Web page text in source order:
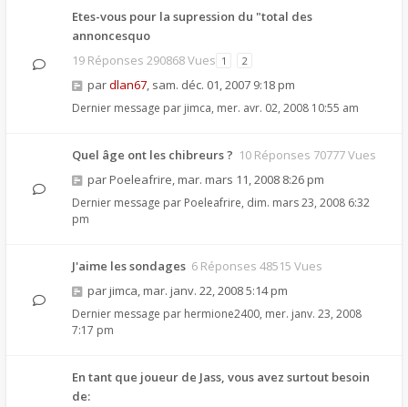
Etes-vous pour la supression du "total des
annoncesquo
19 Réponses 290868 Vues 1 2
pardlan67, sam. déc. 01, 2007 9:18 pm
Dernier message par jimca, mer. avr. 02, 2008 10:55 am
Quel âge ont les chibreurs ? 10 Réponses 70777 Vues
par Poeleafrire, mar. mars 11, 2008 8:26 pm
Dernier message par Poeleafrire, dim. mars 23, 2008 6:32
pm
J'aime les sondages 6 Réponses 48515 Vues
par jimca, mar. janv. 22, 2008 5:14 pm
Dernier message par hermione2400, mer. janv. 23, 2008
7:17 pm
En tant que joueur de Jass, vous avez surtout besoin
de: